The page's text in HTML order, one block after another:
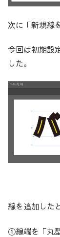
次に「新規線
今回は初期設
した。
線を追加した
①線端を「丸